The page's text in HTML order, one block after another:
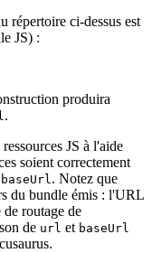
répertoire ci-dessus est
JS) :
produira
.
JS à l'aide
soient correctement
baseUrl. Notez que
du bundle émis : l'URL
de routage de
de url et baseUrl